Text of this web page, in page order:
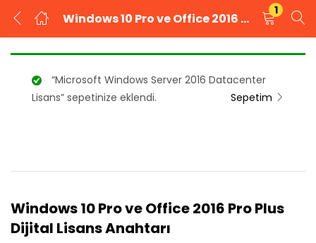
Windows 10 Pro ve Office 2016 Pro Plus Dijital Lisans Anahtarı
1
GIRIŞ YAP
KAYIT OL
Kullanıcı adınızı ve şifrenizi girin.
“Microsoft Windows Server 2016 Datacenter
Lisans” sepetinize eklendi.
Sepetim
Windows 10 Pro ve Office 2016 Pro Plus
Dijital Lisans Anahtarı